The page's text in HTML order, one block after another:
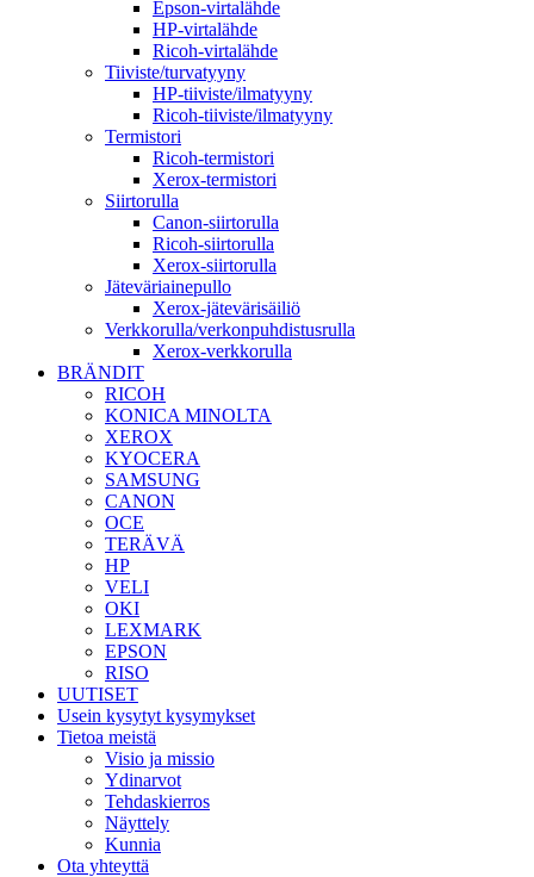
Epson-virtalähde
HP-virtalähde
Ricoh-virtalähde
Tiiviste/turvatyyny
HP-tiiviste/ilmatyyny
Ricoh-tiiviste/ilmatyyny
Termistori
Ricoh-termistori
Xerox-termistori
Siirtorulla
Canon-siirtorulla
Ricoh-siirtorulla
Xerox-siirtorulla
Jäteväriainepullo
Xerox-jätevärisäiliö
Verkkorulla/verkonpuhdistusrulla
Xerox-verkkorulla
BRÄNDIT
RICOH
KONICA MINOLTA
XEROX
KYOCERA
SAMSUNG
CANON
OCE
TERÄVÄ
HP
VELI
OKI
LEXMARK
EPSON
RISO
UUTISET
Usein kysytyt kysymykset
Tietoa meistä
Visio ja missio
Ydinarvot
Tehdaskierros
Näyttely
Kunnia
Ota yhteyttä